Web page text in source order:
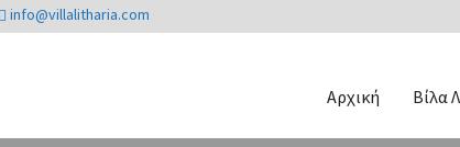
info@villalitharia.com
Αρχική Βίλα